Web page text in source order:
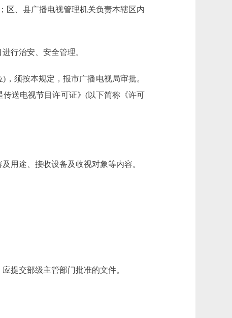
、县广播电视管理机关负责本辖区内
行治安、安全管理。
须按本规定，报市广播电视局审批。
送电视节目许可证》(以下简称《许可
途、接收设备及收视对象等内容。
提交部级主管部门批准的文件。